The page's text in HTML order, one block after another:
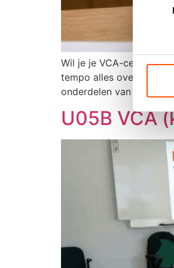
Wil je je VCA-certificaat
tempo alles over veilig
onderdelen van veilig […]
U05B VCA